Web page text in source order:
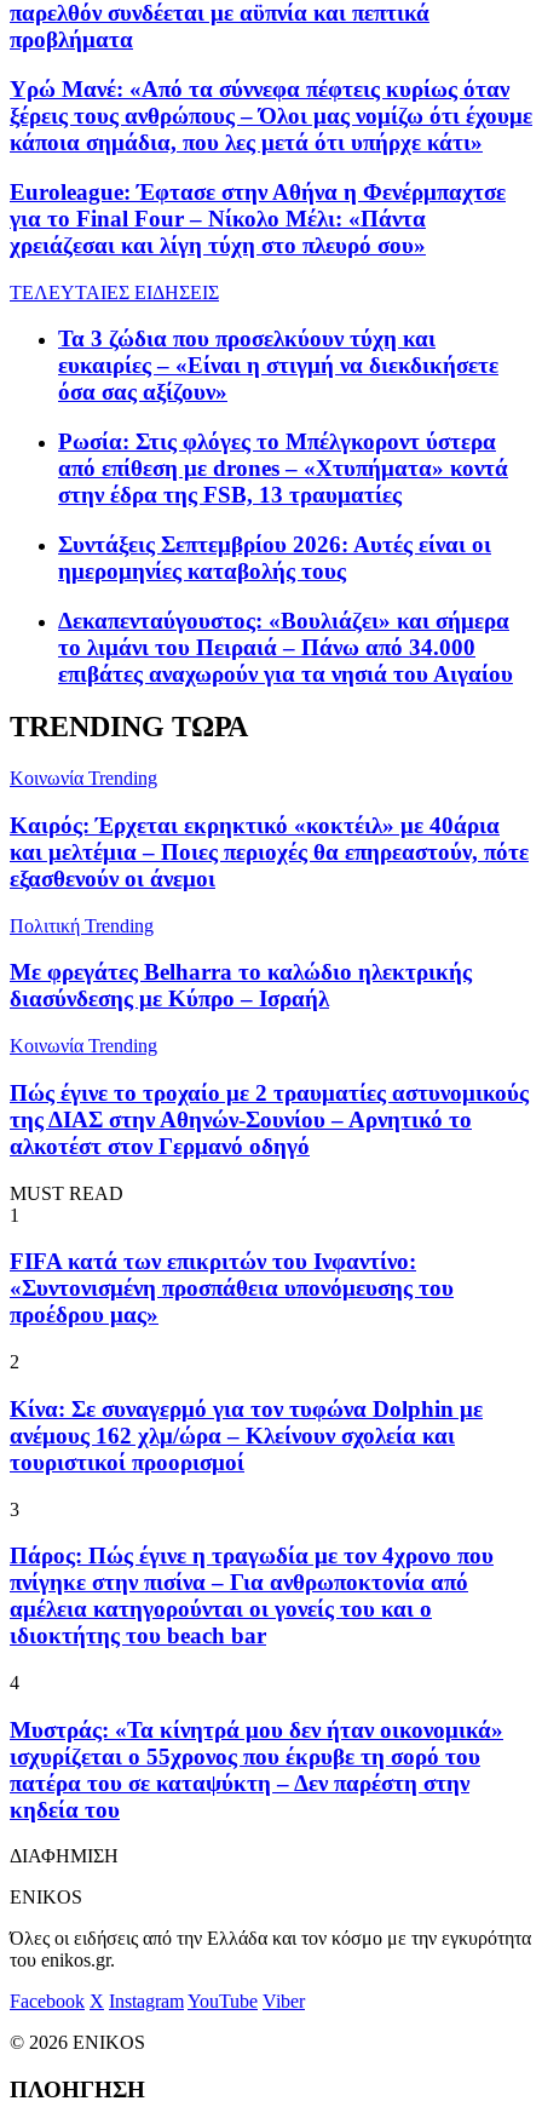
παρελθόν συνδέεται με αϋπνία και πεπτικά
προβλήματα
Υρώ Μανέ: «Από τα σύννεφα πέφτεις κυρίως όταν
ξέρεις τους ανθρώπους – Όλοι μας νομίζω ότι έχουμε
κάποια σημάδια, που λες μετά ότι υπήρχε κάτι»
Euroleague: Έφτασε στην Αθήνα η Φενέρμπαχτσε
για το Final Four – Νίκολο Μέλι: «Πάντα
χρειάζεσαι και λίγη τύχη στο πλευρό σου»
ΤΕΛΕΥΤΑΙΕΣ ΕΙΔΗΣΕΙΣ
Τα 3 ζώδια που προσελκύουν τύχη και
ευκαιρίες – «Είναι η στιγμή να διεκδικήσετε
όσα σας αξίζουν»
Ρωσία: Στις φλόγες το Μπέλγκοροντ ύστερα
από επίθεση με drones – «Χτυπήματα» κοντά
στην έδρα της FSB, 13 τραυματίες
Συντάξεις Σεπτεμβρίου 2026: Αυτές είναι οι
ημερομηνίες καταβολής τους
Δεκαπενταύγουστος: «Βουλιάζει» και σήμερα
το λιμάνι του Πειραιά – Πάνω από 34.000
επιβάτες αναχωρούν για τα νησιά του Αιγαίου
TRENDING ΤΩΡΑ
Κοινωνία Trending
Καιρός: Έρχεται εκρηκτικό «κοκτέιλ» με 40άρια
και μελτέμια – Ποιες περιοχές θα επηρεαστούν, πότε
εξασθενούν οι άνεμοι
Πολιτική Trending
Με φρεγάτες Belharra το καλώδιο ηλεκτρικής
διασύνδεσης με Κύπρο – Ισραήλ
Κοινωνία Trending
Πώς έγινε το τροχαίο με 2 τραυματίες αστυνομικούς
της ΔΙΑΣ στην Αθηνών-Σουνίου – Αρνητικό το
αλκοτέστ στον Γερμανό οδηγό
MUST READ
1
FIFA κατά των επικριτών του Ινφαντίνο:
«Συντονισμένη προσπάθεια υπονόμευσης του
προέδρου μας»
2
Κίνα: Σε συναγερμό για τον τυφώνα Dolphin με
ανέμους 162 χλμ/ώρα – Κλείνουν σχολεία και
τουριστικοί προορισμοί
3
Πάρος: Πώς έγινε η τραγωδία με τον 4χρονο που
πνίγηκε στην πισίνα – Για ανθρωποκτονία από
αμέλεια κατηγορούνται οι γονείς του και ο
ιδιοκτήτης του beach bar
4
Μυστράς: «Τα κίνητρά μου δεν ήταν οικονομικά»
ισχυρίζεται ο 55χρονος που έκρυβε τη σορό του
πατέρα του σε καταψύκτη – Δεν παρέστη στην
κηδεία του
ΔΙΑΦΗΜΙΣΗ
ENIKOS
Όλες οι ειδήσεις από την Ελλάδα και τον κόσμο με την εγκυρότητα
του enikos.gr.
Facebook X InstagramYouTube Viber
© 2026 ENIKOS
ΠΛΟΗΓΗΣΗ